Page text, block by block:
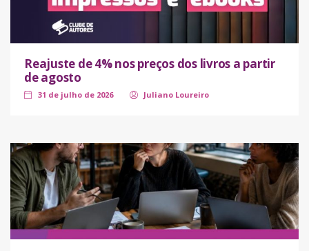
Reajuste de 4% nos preços dos livros a partir
de agosto
31 de julho de 2026 Juliano Loureiro